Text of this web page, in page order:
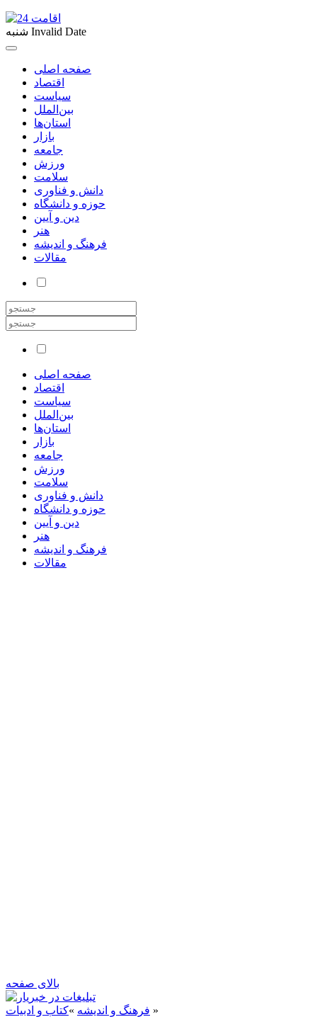
شنبه Invalid Date
صفحه اصلی
اقتصاد
سیاست
بین‌الملل
استان‌ها
بازار
جامعه
ورزش
سلامت
دانش و فناوری
حوزه و دانشگاه
دین و آیین
هنر
فرهنگ و اندیشه
مقالات
صفحه اصلی
اقتصاد
سیاست
بین‌الملل
استان‌ها
بازار
جامعه
ورزش
سلامت
دانش و فناوری
حوزه و دانشگاه
دین و آیین
هنر
فرهنگ و اندیشه
مقالات
بالای صفحه
فرهنگ و اندیشه »کتاب و ادبیات
»